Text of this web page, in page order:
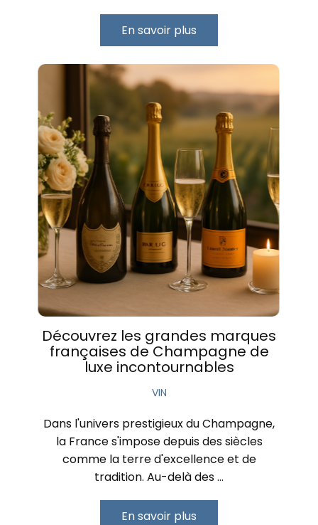
En savoir plus
Découvrez les grandes marques
françaises de Champagne de
luxe incontournables
VIN
Dans l'univers prestigieux du Champagne,
la France s'impose depuis des siècles
comme la terre d'excellence et de
tradition. Au-delà des …
En savoir plus